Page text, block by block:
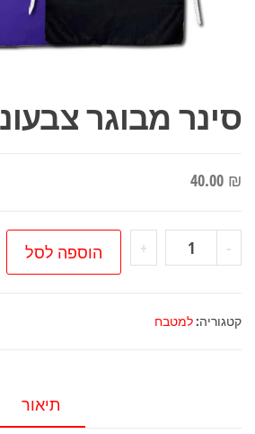
סינר מבוגר
40.00 ₪
-
כמות
של
מבוגר
+ הוספה לסל
קטגוריה:למטבח
תיאור